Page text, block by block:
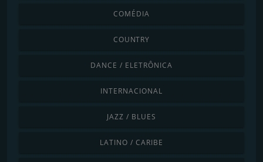
COMÉDIA
COUNTRY
DANCE / ELETRÔNICA
INTERNACIONAL
JAZZ / BLUES
LATINO / CARIBE